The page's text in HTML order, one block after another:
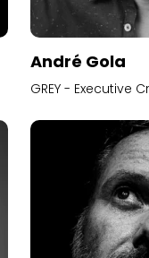
André Gola
GREY - Executive